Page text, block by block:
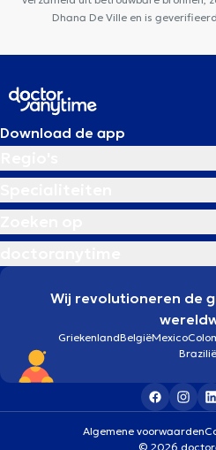
Dhana De Ville en is
Download de app
Wij revolutioneren de
GriekenlandBelgiëMexico
Brazilië
Algemene voorwaarden
© 2026